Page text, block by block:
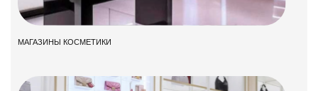
МАГАЗИНЫ КОСМЕТИКИ